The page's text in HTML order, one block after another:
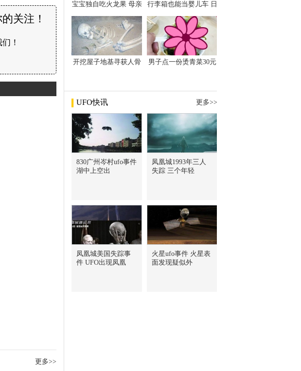
关注！
！
更多>>
宝宝独自吃火龙果 母亲
行李箱也能当婴儿车 日
开挖屋子地基寻获人骨
男子点一份烫青菜30元
UFO快讯 更多>>
830广州岑村ufo事件
湖中上空出
凤凰城1993年三人
失踪 三个年轻
凤凰城美国失踪事
件 UFO出现凤凰
火星ufo事件 火星表
面发现疑似外